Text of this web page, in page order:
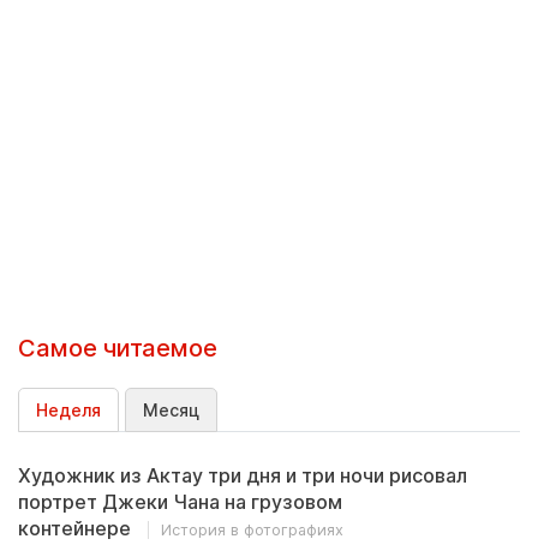
Самое читаемое
Неделя Месяц
Художник из Актау три дня и три ночи рисовал
портрет Джеки Чана на грузовом
контейнере
История в фотографиях